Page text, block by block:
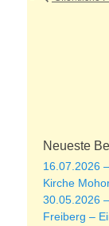
Neueste
16.07.2026
Kirche
30.05.2026
Freiberg –